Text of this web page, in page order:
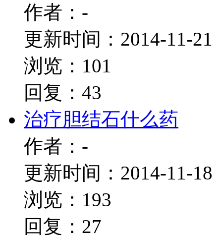
作者：-
更新时间：2014-11-21
浏览：101
回复：43
治疗胆结石什么药
作者：-
更新时间：2014-11-18
浏览：193
回复：27